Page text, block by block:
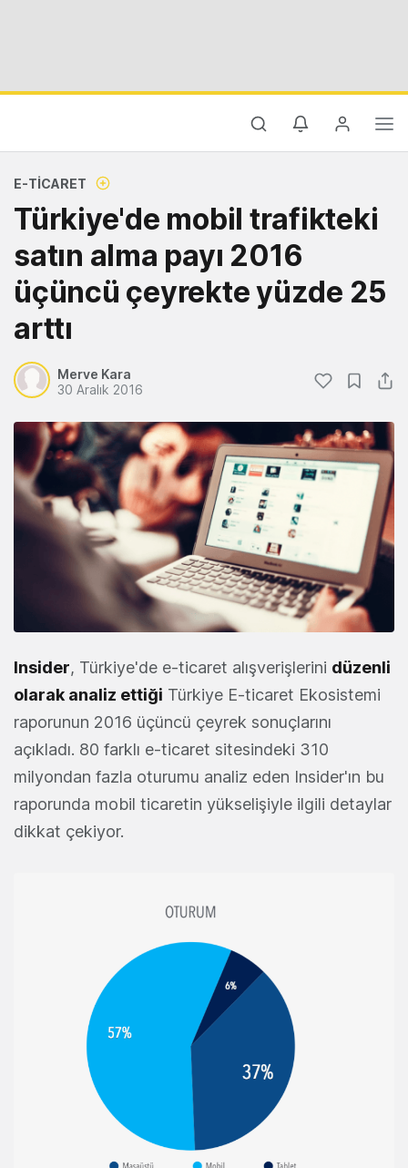
E-TICARET
Türkiye'de mobil trafikteki
satın alma payı 2016
üçüncü çeyrekte yüzde 25
arttı
Merve Kara
30 Aralık 2016
Insider, Türkiye'de e-ticaret alışverişlerini düzenli
olarak analiz ettiği Türkiye E-ticaret Ekosistemi
raporunun 2016 üçüncü çeyrek sonuçlarını
açıkladı. 80 farklı e-ticaret sitesindeki 310
milyondan fazla oturumu analiz eden Insider'ın bu
raporunda mobil ticaretin yükselişiyle ilgili detaylar
dikkat çekiyor.